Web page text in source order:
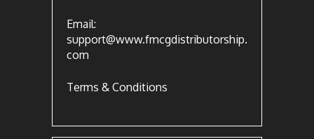
Email:
support@www.fmcgdistributorship.
com
Terms & Conditions